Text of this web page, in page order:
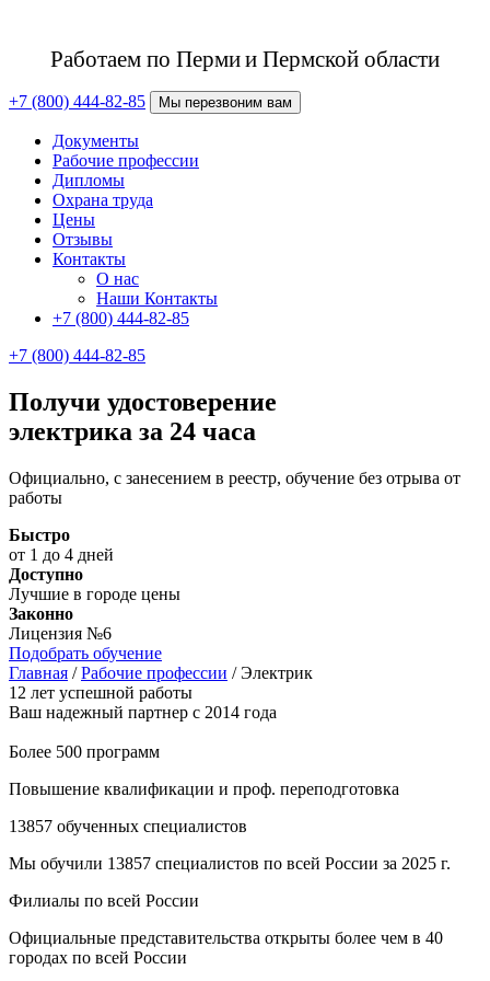
Работаем по Пермии Пермской области
+7 (800) 444-82-85 Мы перезвоним вам
Документы
Рабочие профессии
Дипломы
Охрана труда
Цены
Отзывы
Контакты
О нас
Наши Контакты
+7 (800) 444-82-85
+7 (800) 444-82-85
Получи удостоверение
электрика за 24 часа
Официально, с занесением в реестр, обучение без отрыва от
работы
Быстро
от 1 до 4 дней
Доступно
Лучшие в городе цены
Законно
Лицензия №6
Подобрать обучение
Главная /Рабочие профессии /Электрик
12 лет успешной работы
Ваш надежный партнер с 2014 года
Более 500 программ
Повышение квалификации и проф. переподготовка
13857 обученных специалистов
Мы обучили 13857 специалистов по всей России за 2025 г.
Филиалы по всей России
Официальные представительства открыты более чем в 40
городах по всей России